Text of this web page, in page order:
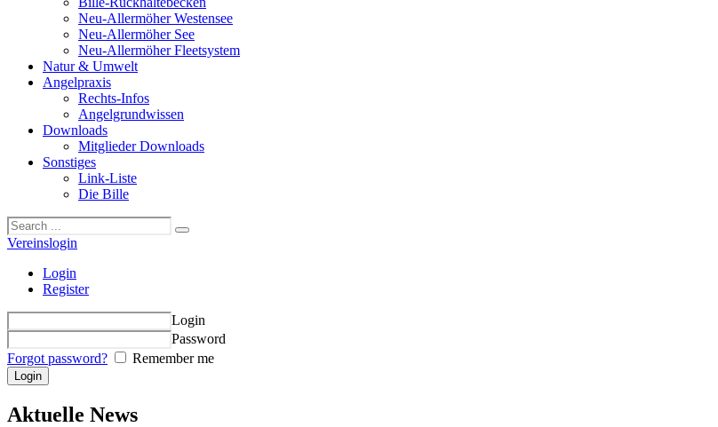
Neu-Allermöher Westensee
Neu-Allermöher See
Neu-Allermöher Fleetsystem
Natur & Umwelt
Angelpraxis
Rechts-Infos
Angelgrundwissen
Downloads
Mitglieder Downloads
Sonstiges
Link-Liste
Die Bille
Vereinslogin
Login
Register
Login
Password
Forgot password?
Remember me
Aktuelle News